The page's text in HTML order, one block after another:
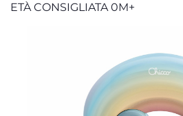
ETÀ CONSIGLIATA 0M+